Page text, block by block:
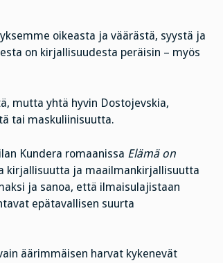
oikeasta ja väärästä, syystä ja
on kirjallisuudesta peräisin – myös
mutta yhtä hyvin Dostojevskia,
tai maskuliinisuutta.
Kundera romaanissa Elämä on
kirjallisuutta ja maailmankirjallisuutta
ja sanoa, että ilmaisulajistaan
epätavallisen suurta
äärimmäisen harvat kykenevät